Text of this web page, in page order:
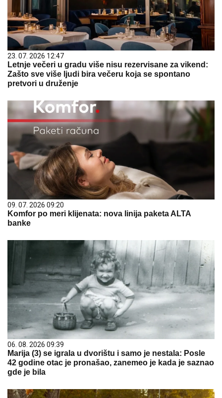
23. 07. 2026 12:47
Letnje večeri u gradu više nisu rezervisane za vikend:
Zašto sve više ljudi bira večeru koja se spontano
pretvori u druženje
09. 07. 2026 09:20
Komfor po meri klijenata: nova linija paketa ALTA
banke
06. 08. 2026 09:39
Marija (3) se igrala u dvorištu i samo je nestala: Posle
42 godine otac je pronašao, zanemeo je kada je saznao
gde je bila